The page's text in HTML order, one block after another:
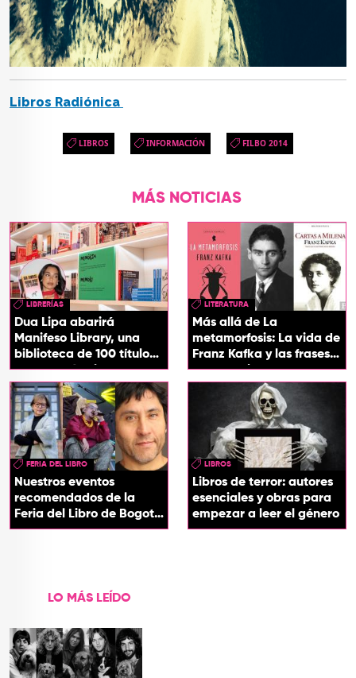
Libros Radiónica
LIBROS INFORMACIÓN FILBO 2014
MÁS NOTICIAS
LIBRERÍAS
Dua Lipa abarirá
Manifeso Library, una
biblioteca de 100 títulos
que desafían la censura
y el poder
LITERATURA
Más allá de La
metamorfosis: La vida de
Franz Kafka y las frases
que definieron su
universo literario
FERIA DEL LIBRO
Nuestros eventos
recomendados de la
Feria del Libro de Bogotá
2026
LIBROS
Libros de terror: autores
esenciales y obras para
empezar a leer el género
LO MÁS LEÍDO